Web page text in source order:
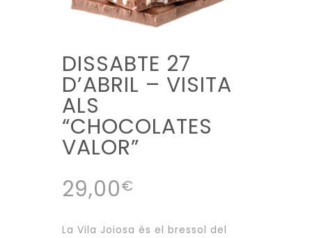
DISSABTE 27
D’ABRIL – VISITA
ALS
“CHOCOLATES
VALOR”
29,00€
La Vila Joiosa és el bressol del